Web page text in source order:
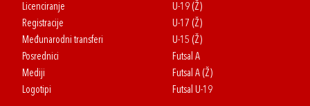
Licenciranje
Registracije
Međunarodni transferi
Posrednici
Mediji
Logotipi
U-19 (Ž)
U-17 (Ž)
U-15 (Ž)
Futsal A
Futsal A (Ž)
Futsal U-19